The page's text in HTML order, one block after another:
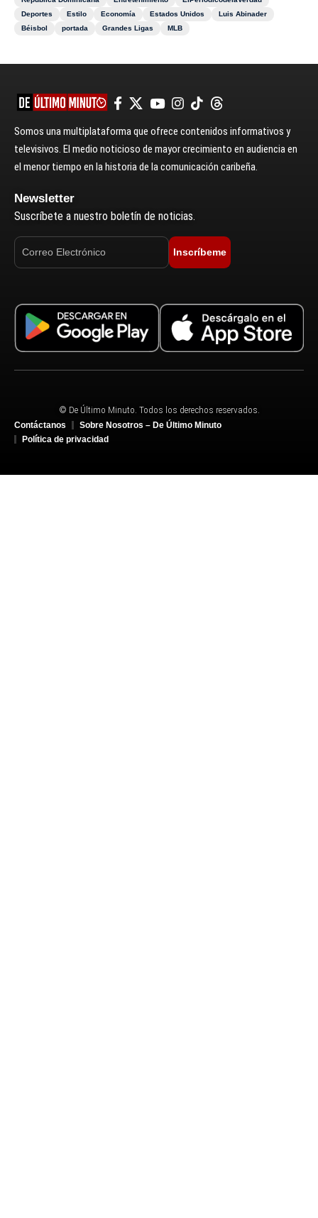
Deportes
Estilo Economía Estados Unidos
Luis Abinader
Béisbol
portada Grandes Ligas MLB
Somos una multiplataforma que ofrece contenidos informativos y
televisivos. El medio noticioso de mayor crecimiento en audiencia en
el menor tiempo en la historia de la comunicación caribeña.
Newsletter
Suscríbete a nuestro boletín de noticias.
Inscríbeme
© De Último Minuto. Todos los derechos reservados.
Contáctanos
Sobre Nosotros – De Último Minuto
Política de privacidad